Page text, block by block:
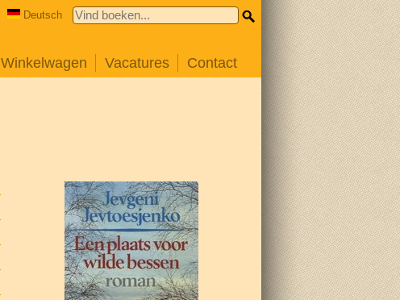
Deutsch
Winkelwagen Vacatures Contact